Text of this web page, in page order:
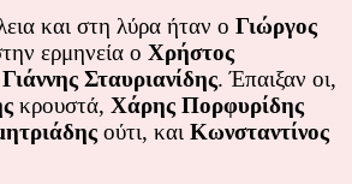
και στη λύρα ήταν ο Γιώργος
ερμηνεία ο Χρήστος
Γιάννης Σταυριανίδης. Έπαιξαν οι,
κρουστά, Χάρης Πορφυρίδης
ούτι, και Κωνσταντίνος